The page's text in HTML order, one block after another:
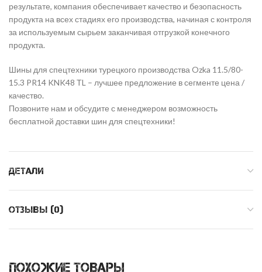
результате, компания обеспечивает качество и безопасность
продукта на всех стадиях его производства, начиная с контроля
за используемым сырьем заканчивая отгрузкой конечного
продукта.
Шины для спецтехники турецкого производства Ozka 11.5/80-
15.3 PR14 KNK48 ТL – лучшее предложение в сегменте цена /
качество.
Позвоните нам и обсудите с менеджером возможность
бесплатной доставки шин для спецтехники!
ДЕТАЛИ
ОТЗЫВЫ (0)
ПОХОЖИЕ ТОВАРЫ